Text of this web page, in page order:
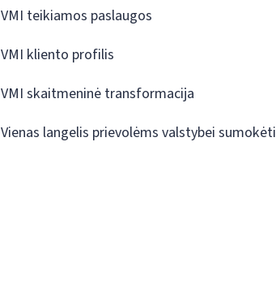
VMI teikiamos paslaugos
VMI kliento profilis
VMI skaitmeninė transformacija
Vienas langelis prievolėms valstybei sumokėti